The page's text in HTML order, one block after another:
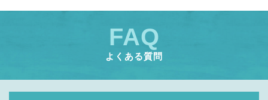
FAQ
よくある質問